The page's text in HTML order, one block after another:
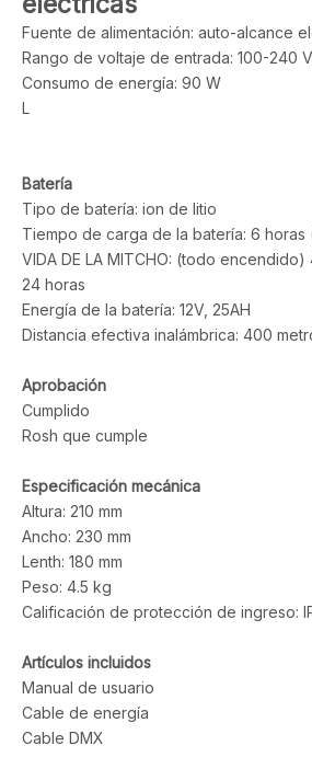
Fuente de alimentación: auto-alcance
Rango de voltaje de entrada: 100-240
Consumo de energía: 90 W
L
Batería
Tipo de batería: ion de litio
Tiempo de carga de la batería: 6 horas
VIDA DE LA MITCHO: (todo
24 horas
Energía de la batería: 12V, 25AH
Distancia efectiva inalámbrica: 400
Aprobación
Cumplido
Rosh que cumple
Especificación mecánica
Altura: 210 mm
Ancho: 230 mm
Lenth: 180 mm
Peso: 4.5 kg
Calificación de protección de ingreso:
Artículos incluidos
Manual de usuario
Cable de energía
Cable DMX